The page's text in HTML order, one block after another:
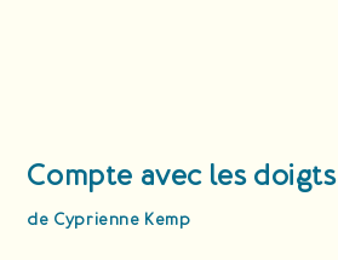
Compte avec les doigts
de Cyprienne Kemp